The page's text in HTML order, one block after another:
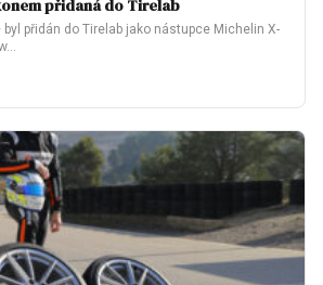
přidaná do Tirelab
byl přidán do Tirelab jako nástupce Michelin X-